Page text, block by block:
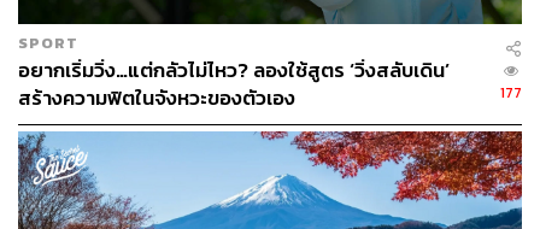
SPORT
อยากเริ่มวิ่ง…แต่กลัวไม่ไหว? ลองใช้สูตร ‘วิ่งสลับเดิน’
สร้างความฟิตในจังหวะของตัวเอง
177